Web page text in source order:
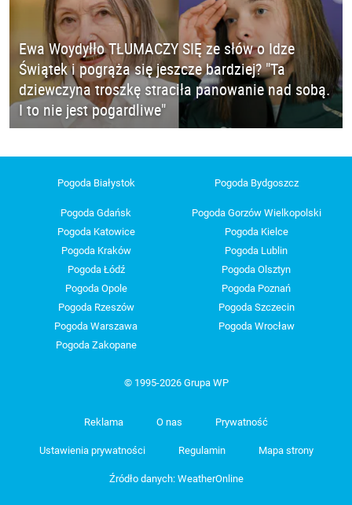
Ewa Woydyłło TŁUMACZY SIĘ ze słów o Idze
Świątek i pogrąża się jeszcze bardziej? "Ta
dziewczyna troszkę straciła panowanie nad sobą.
I to nie jest pogardliwe"
Pogoda Białystok Pogoda Bydgoszcz
Pogoda Gdańsk
Pogoda Gorzów Wielkopolski
Pogoda Katowice
Pogoda Kielce
Pogoda Kraków
Pogoda Lublin
Pogoda Łódź
Pogoda Olsztyn
Pogoda Opole
Pogoda Poznań
Pogoda Rzeszów
Pogoda Szczecin
Pogoda Warszawa
Pogoda Wrocław
Pogoda Zakopane
© 1995-2026 Grupa WP
Reklama O nas Prywatność
Ustawienia prywatności Regulamin Mapa strony
Źródło danych: WeatherOnline